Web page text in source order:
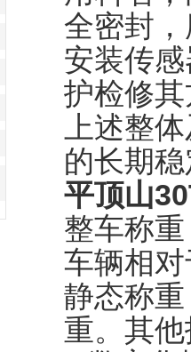
全密封
安装传
护检修
上述整
的长期
平顶山
整车称重
车辆相
静态称重
重。其